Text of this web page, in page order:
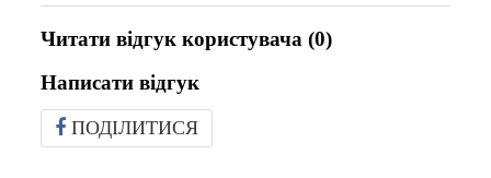
Читати відгук користувача (0)
Написати відгук
ПОДІЛИТИСЯ